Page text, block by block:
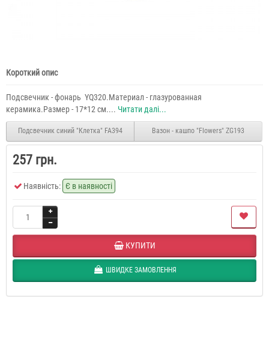
Короткий опис
Подсвечник - фонарь YQ320.Материал - глазурованная
керамика.Размер - 17*12 см.... Читати далі...
Подсвечник синий "Клетка" FA394 Вазон - кашпо "Flowers" ZG193
257 грн.
Наявність: Є в наявності
КУПИТИ
ШВИДКЕ ЗАМОВЛЕННЯ